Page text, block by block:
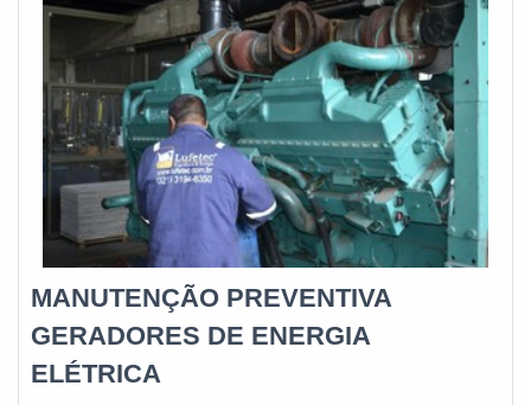
itens variados como estabilizador de tensão
monofásico e baterias estacionárias com ótima
qualidade e assertividade.Apresentando produtos de
alto padrão, a empresa conta com profissionais
especializados e instalações modernas e em bom
estado, conquistando então a confiança de todos.E. C.
A. Equipamentos Eletrônicos é uma empresa que tem
sido preferência no segmento pela idoneidade em tudo
que faz onde garante a melhor experiência de todos os
clientes.
MANUTENÇÃO PREVENTIVA
GERADORES DE ENERGIA
ELÉTRICA